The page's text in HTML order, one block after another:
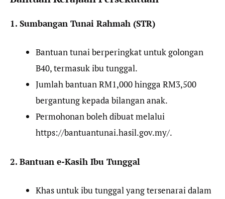
1. Sumbangan Tunai Rahmah (STR)
Bantuan tunai berperingkat untuk golongan
B40, termasuk ibu tunggal.
Jumlah bantuan RM1,000 hingga RM3,500
bergantung kepada bilangan anak.
Permohonan boleh dibuat melalui
https://bantuantunai.hasil.gov.my/.
2. Bantuan e-Kasih Ibu Tunggal
Khas untuk ibu tunggal yang tersenarai dalam